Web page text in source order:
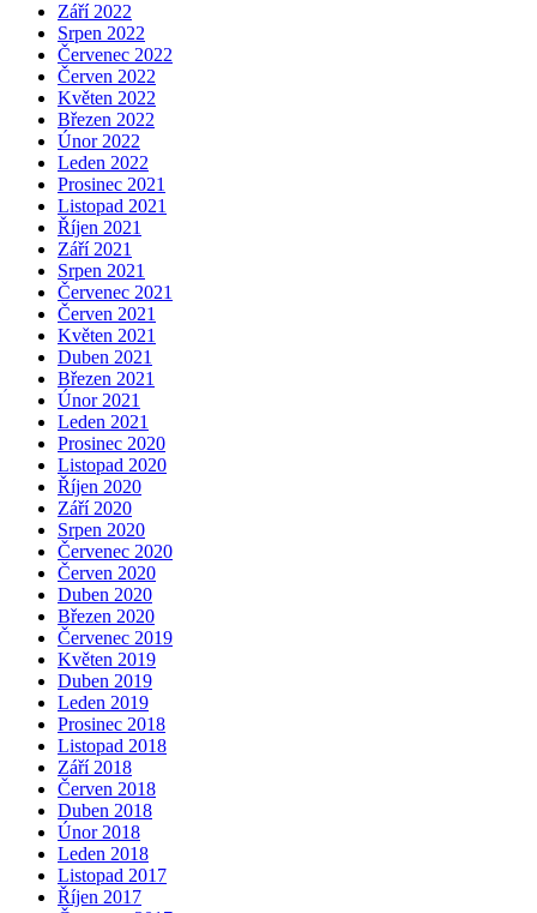
Září 2022
Srpen 2022
Červenec 2022
Červen 2022
Květen 2022
Březen 2022
Únor 2022
Leden 2022
Prosinec 2021
Listopad 2021
Říjen 2021
Září 2021
Srpen 2021
Červenec 2021
Červen 2021
Květen 2021
Duben 2021
Březen 2021
Únor 2021
Leden 2021
Prosinec 2020
Listopad 2020
Říjen 2020
Září 2020
Srpen 2020
Červenec 2020
Červen 2020
Duben 2020
Březen 2020
Červenec 2019
Květen 2019
Duben 2019
Leden 2019
Prosinec 2018
Listopad 2018
Září 2018
Červen 2018
Duben 2018
Únor 2018
Leden 2018
Listopad 2017
Říjen 2017